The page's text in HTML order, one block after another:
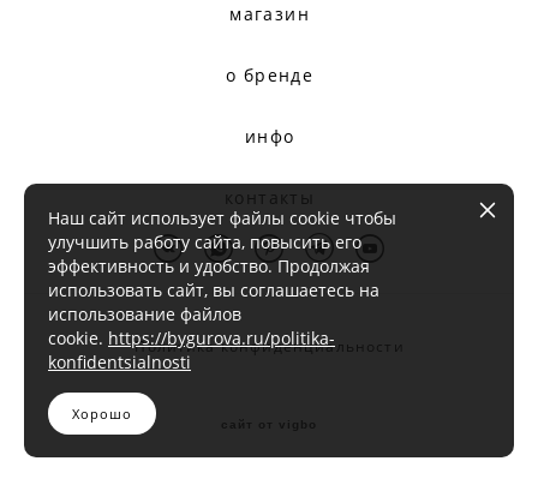
магазин
о бренде
инфо
контакты
Политика конфиденциальности
сайт от vigbo
Наш сайт использует файлы cookie чтобы
улучшить работу сайта, повысить его
эффективность и удобство. Продолжая
использовать сайт, вы соглашаетесь на
использование файлов
cookie. https://bygurova.ru/politika-
konfidentsialnosti
Хорошо